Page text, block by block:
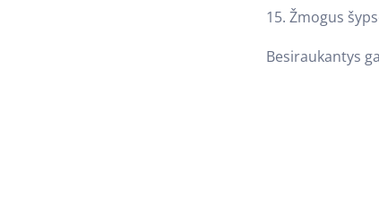
15. Žmogus
Besiraukantys